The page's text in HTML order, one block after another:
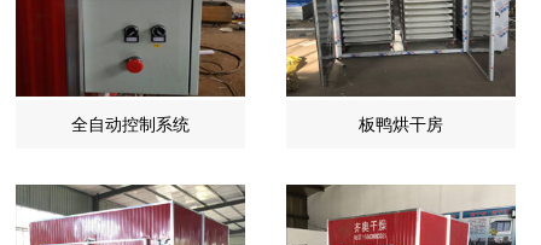
全自动控制系统 板鸭烘干房